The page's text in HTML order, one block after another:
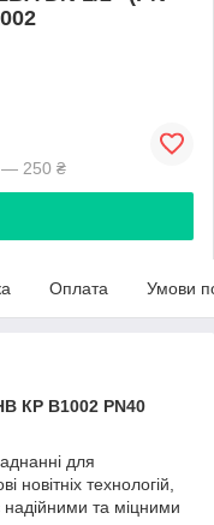
— 250 ₴
Оплата Умови
КР B1002 PN40
для
новітніх технологій,
та міцними